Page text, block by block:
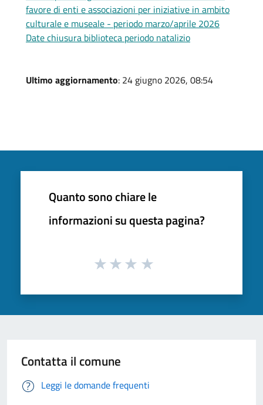
favore di enti e associazioni per iniziative in ambito
culturale e museale - periodo marzo/aprile 2026
Date chiusura biblioteca periodo natalizio
Ultimo aggiornamento: 24 giugno 2026, 08:54
Quanto sono chiare le
informazioni su questa pagina?
Contatta il comune
Leggi le domande frequenti